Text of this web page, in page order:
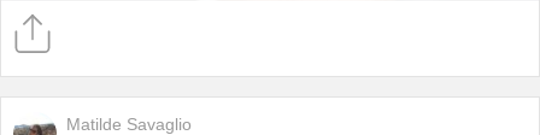
Matilde Savaglio